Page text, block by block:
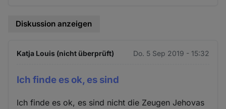
Diskussion anzeigen
Katja Louis (nicht überprüft) Do. 5 Sep 2019 - 15:32
Ich finde es ok, es sind
Ich finde es ok, es sind nicht die Zeugen Jehovas